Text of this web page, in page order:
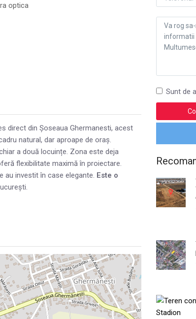
optica
direct din Șoseaua Ghermanesti, acest
natural, dar aproape de oraș.
a două locuințe. Zona este deja
flexibilitate maximă în proiectare.
au investit în case elegante. Este o
Sunt de